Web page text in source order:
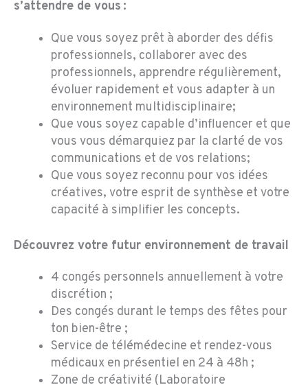
s’attendre de vous :
Que vous soyez prêt à aborder des défis
professionnels, collaborer avec des
professionnels, apprendre régulièrement,
évoluer rapidement et vous adapter à un
environnement multidisciplinaire;
Que vous soyez capable d’influencer et que
vous vous démarquiez par la clarté de vos
communications et de vos relations;
Que vous soyez reconnu pour vos idées
créatives, votre esprit de synthèse et votre
capacité à simplifier les concepts.
Découvrez votre futur environnement de travail
4 congés personnels annuellement à votre
discrétion ;
Des congés durant le temps des fêtes pour
ton bien-être ;
Service de télémédecine et rendez-vous
médicaux en présentiel en 24 à 48h ;
Zone de créativité (Laboratoire